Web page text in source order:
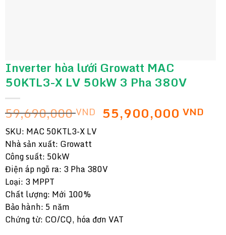
Inverter hòa lưới Growatt MAC
50KTL3-X LV 50kW 3 Pha 380V
59,690,000VND Giá
gốc
55,900,000VND
SKU: MAC 50KTL3-X LV
Nhà sản xuất: Growatt
Công suất: 50kW
Điện áp ngõ ra: 3 Pha 380V
Loại: 3 MPPT
Chất lượng: Mới 100%
Bảo hành: 5 năm
Chứng từ: CO/CQ, hóa đơn VAT